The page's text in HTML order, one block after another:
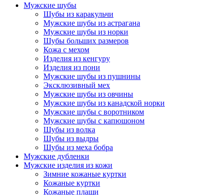
Мужские шубы
Шубы из каракульчи
Мужские шубы из астрагана
Мужские шубы из норки
Шубы больших размеров
Кожа с мехом
Изделия из кенгуру
Изделия из пони
Мужские шубы из пушнины
Эксклюзивный мех
Мужские шубы из овчины
Мужские шубы из канадской норки
Мужские шубы с воротником
Мужские шубы с капюшоном
Шубы из волка
Шубы из выдры
Шубы из меха бобра
Мужские дубленки
Мужские изделия из кожи
Зимние кожаные куртки
Кожаные куртки
Кожаные плащи